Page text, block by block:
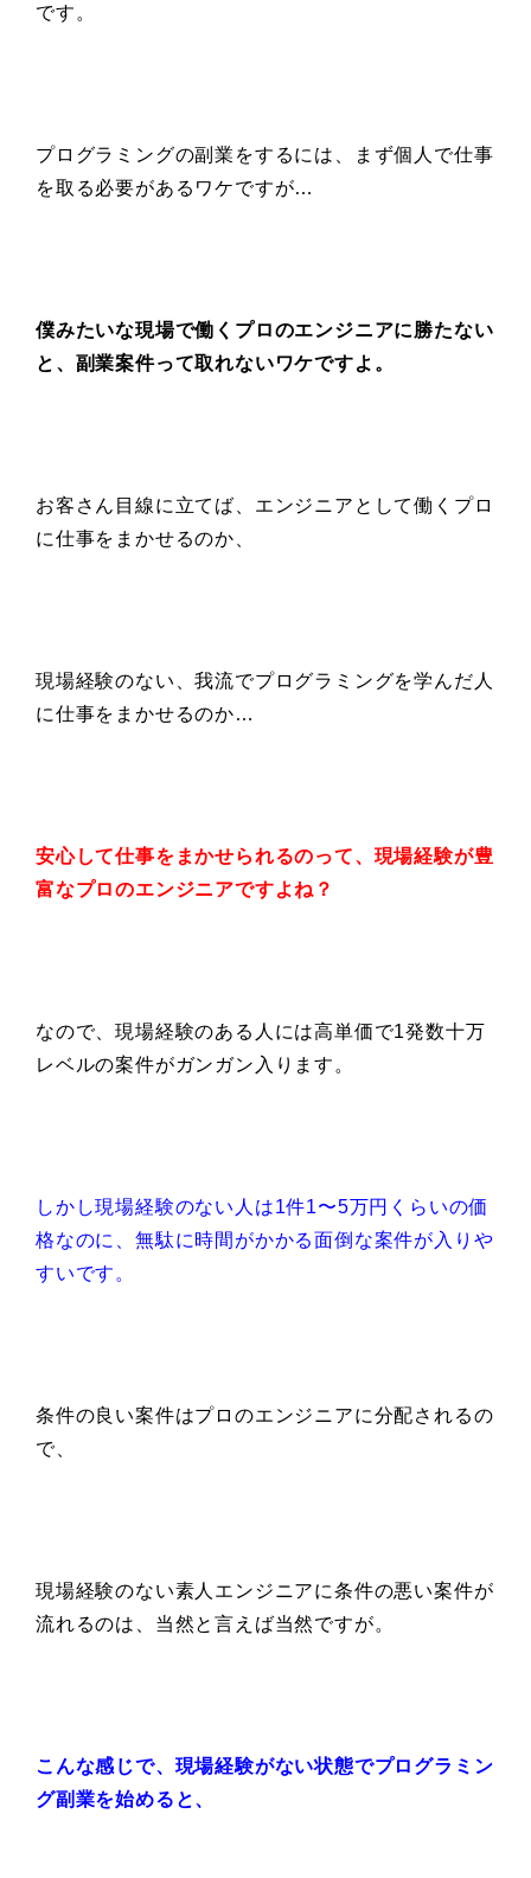
です。
プログラミングの副業をするには、まず個人で仕事
を取る必要があるワケですが…
僕みたいな現場で働くプロのエンジニアに勝たない
と、副業案件って取れないワケですよ。
お客さん目線に立てば、エンジニアとして働くプロ
に仕事をまかせるのか、
現場経験のない、我流でプログラミングを学んだ人
に仕事をまかせるのか…
安心して仕事をまかせられるのって、 現場経験が豊
富なプロのエンジニアですよね？
なので、現場経験のある人には高単価で1発数十万
レベルの案件がガンガン入ります。
しかし現場経験のない人は1件1〜5万円くらいの価
格なのに、無駄に時間がかかる面倒な案件が入りや
すいです。
条件の良い案件はプロのエンジニアに分配されるの
で、
現場経験のない素人エンジニアに条件の悪い案件が
流れるのは、当然と言えば当然ですが。
こんな感じで、 現場経験がない状態でプログラミン
グ副業を始めると、